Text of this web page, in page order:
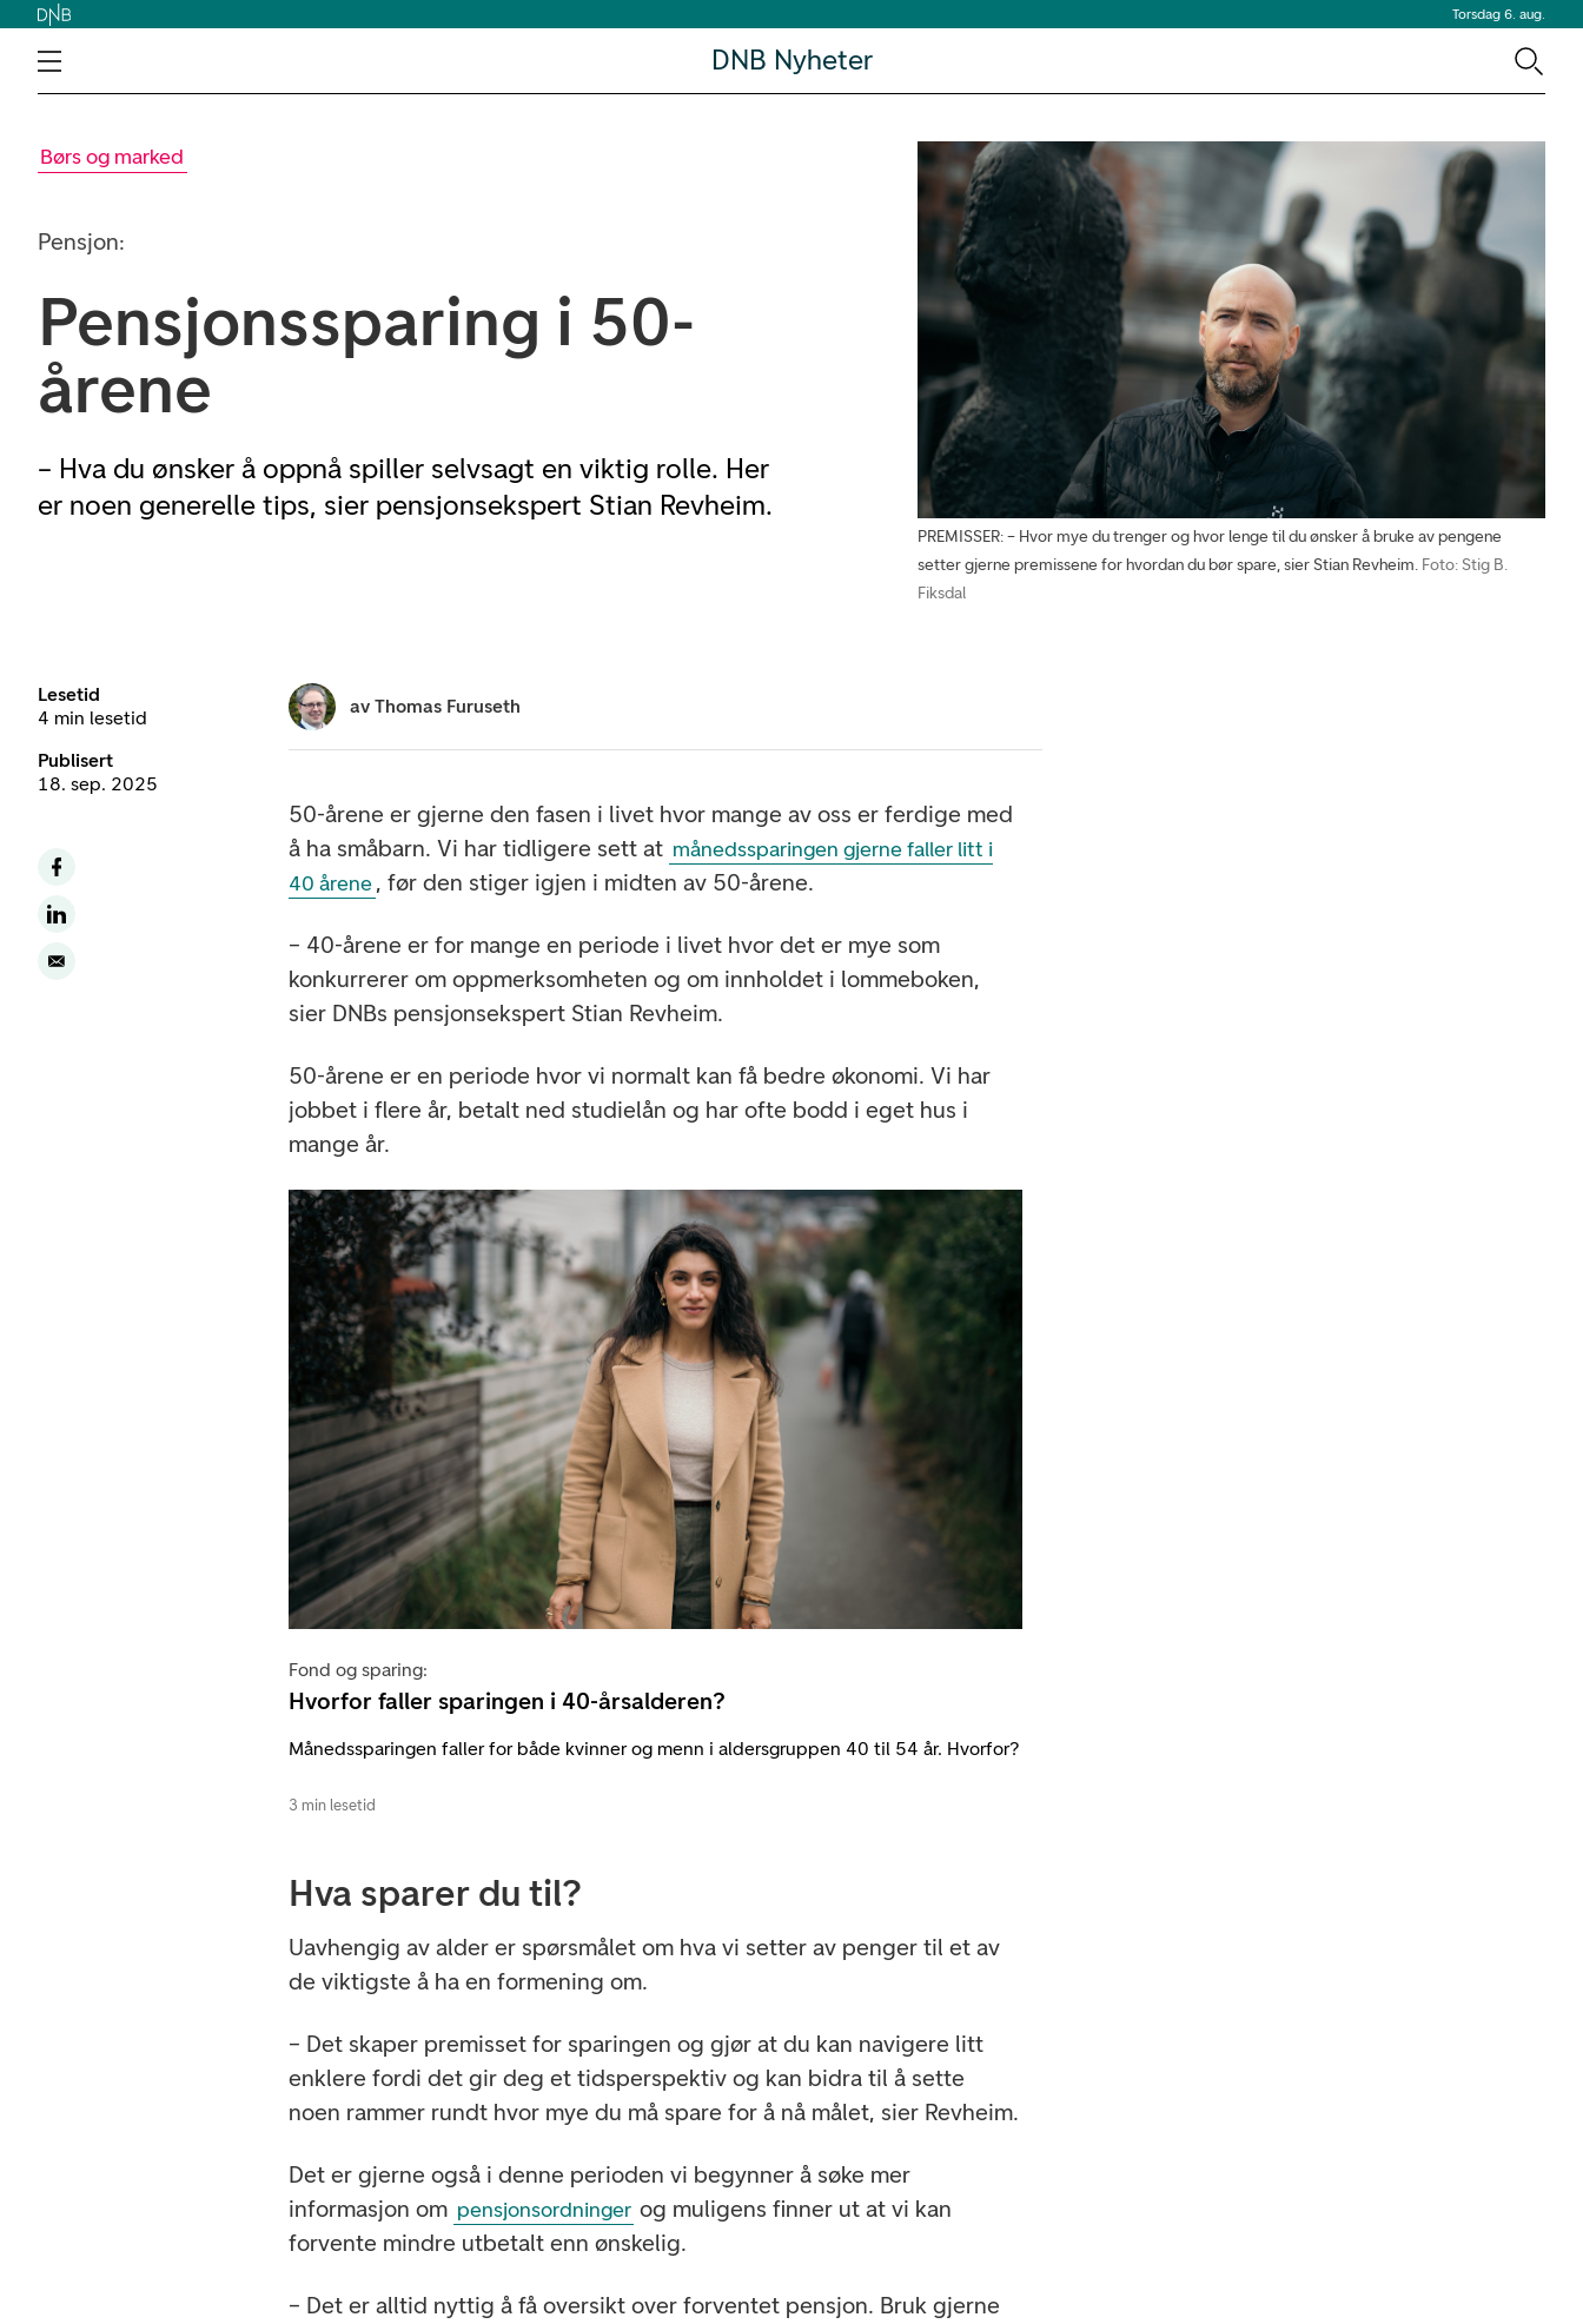
Torsdag 6. aug.
DNB Nyheter
Børs og marked
Pensjon:
Pensjonssparing i 50-
årene
– Hva du ønsker å oppnå spiller selvsagt en viktig rolle. Her
er noen generelle tips, sier pensjonsekspert Stian Revheim.
PREMISSER: – Hvor mye du trenger og hvor lenge til du ønsker å bruke av pengene
setter gjerne premissene for hvordan du bør spare, sier Stian Revheim. Foto: Stig B.
Fiksdal
Lesetid
4 min lesetid
Publisert
18. sep. 2025
av Thomas Furuseth
50-årene er gjerne den fasen i livet hvor mange av oss er ferdige med
å ha småbarn. Vi har tidligere sett at månedssparingen gjerne faller litt i
40 årene, før den stiger igjen i midten av 50-årene.
– 40-årene er for mange en periode i livet hvor det er mye som
konkurrerer om oppmerksomheten og om innholdet i lommeboken,
sier DNBs pensjonsekspert Stian Revheim.
50-årene er en periode hvor vi normalt kan få bedre økonomi. Vi har
jobbet i flere år, betalt ned studielån og har ofte bodd i eget hus i
mange år.
Fond og sparing:
Hvorfor faller sparingen i 40-årsalderen?
Månedssparingen faller for både kvinner og menn i aldersgruppen 40 til 54 år. Hvorfor?
3 min lesetid
Hva sparer du til?
Uavhengig av alder er spørsmålet om hva vi setter av penger til et av
de viktigste å ha en formening om.
– Det skaper premisset for sparingen og gjør at du kan navigere litt
enklere fordi det gir deg et tidsperspektiv og kan bidra til å sette
noen rammer rundt hvor mye du må spare for å nå målet, sier Revheim.
Det er gjerne også i denne perioden vi begynner å søke mer
informasjon om pensjonsordninger og muligens finner ut at vi kan
forvente mindre utbetalt enn ønskelig.
– Det er alltid nyttig å få oversikt over forventet pensjon. Bruk gjerne